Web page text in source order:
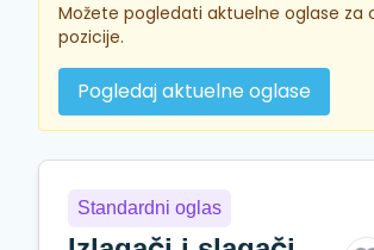
Možete pogledati aktuelne oglase za
pozicije.
Pogledaj aktuelne oglase
Standardni oglas